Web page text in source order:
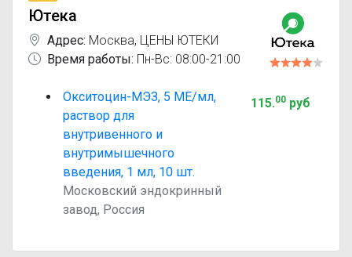
Ютека
Адрес: Москва, ЦЕНЫ ЮТЕКИ
Время работы: Пн-Вс: 08:00-21:00
Окситоцин-МЭЗ, 5 МЕ/мл,
раствор для
внутривенного и
внутримышечного
введения, 1 мл, 10 шт.
Московский эндокринный
завод, Россия
115.00руб